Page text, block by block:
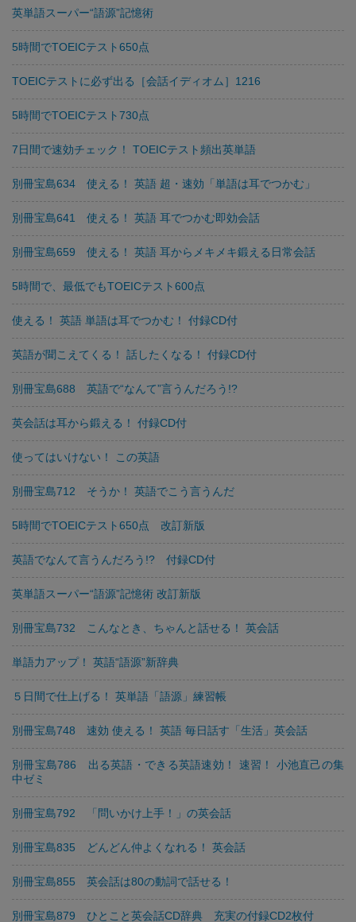
英単語スーパー“語源”記憶術
5時間でTOEICテスト650点
TOEICテストに必ず出る［会話イディオム］1216
5時間でTOEICテスト730点
7日間で速効チェック！ TOEICテスト頻出英単語
別冊宝島634 使える！ 英語 超・速効「単語は耳でつかむ」
別冊宝島641 使える！ 英語 耳でつかむ即効会話
別冊宝島659 使える！ 英語 耳からメキメキ鍛える日常会話
5時間で、最低でもTOEICテスト600点
使える！ 英語 単語は耳でつかむ！ 付録CD付
英語が聞こえてくる！ 話したくなる！ 付録CD付
別冊宝島688 英語で“なんて”言うんだろう!?
英会話は耳から鍛える！ 付録CD付
使ってはいけない！ この英語
別冊宝島712 そうか！ 英語でこう言うんだ
5時間でTOEICテスト650点 改訂新版
英語でなんて言うんだろう!? 付録CD付
英単語スーパー“語源”記憶術 改訂新版
別冊宝島732 こんなとき、ちゃんと話せる！ 英会話
単語力アップ！ 英語“語源”新辞典
５日間で仕上げる！ 英単語「語源」練習帳
別冊宝島748 速効 使える！ 英語 毎日話す「生活」英会話
別冊宝島786 出る英語・できる英語速効！ 速習！ 小池直己の集
中ゼミ
別冊宝島792 「問いかけ上手！」の英会話
別冊宝島835 どんどん仲よくなれる！ 英会話
別冊宝島855 英会話は80の動詞で話せる！
別冊宝島879 ひとこと英会話CD辞典 充実の付録CD2枚付